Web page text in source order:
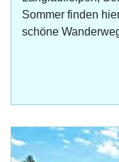
Sommer finden
schöne